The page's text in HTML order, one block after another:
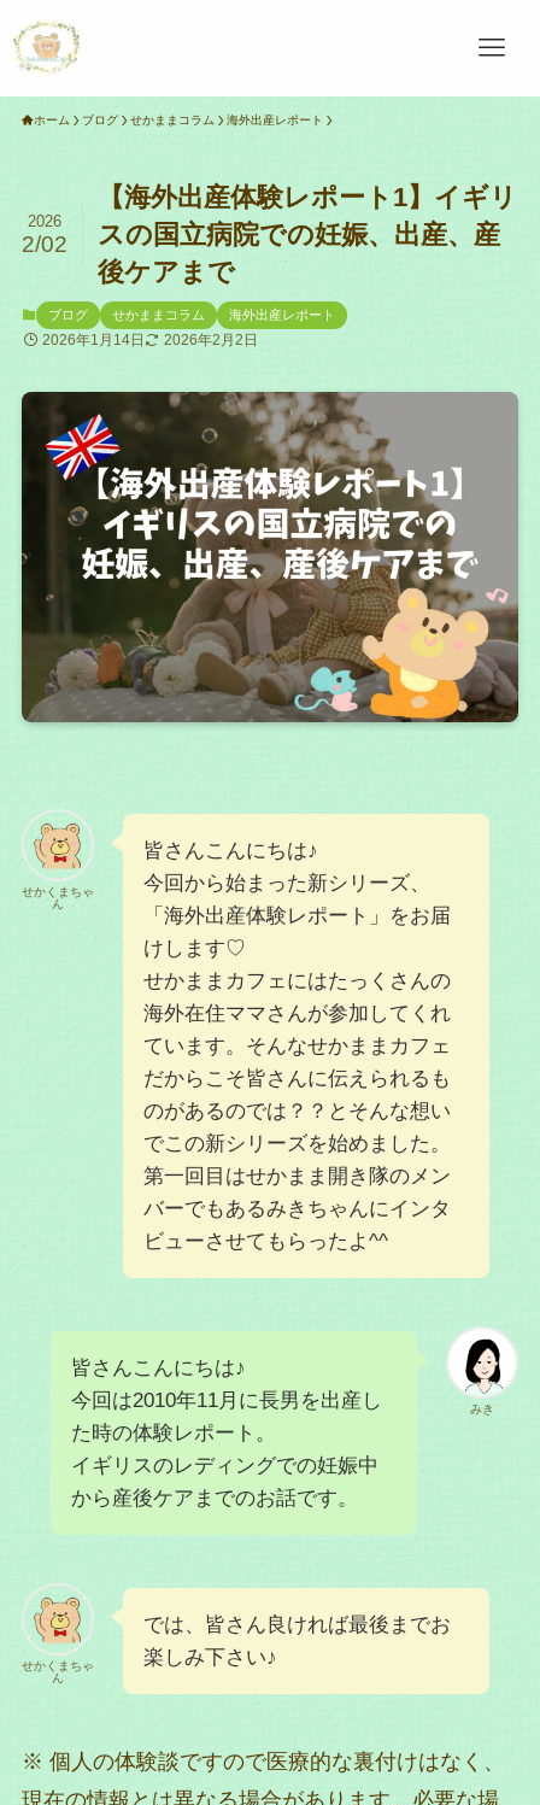
ホーム ブログ せかままコラム 海外出産レポート
【海外出産体験レポート1】イギリ
スの国立病院での妊娠、出産、産
後ケアまで
2026
2/02
ブログ せかままコラム 海外出産レポート
2026年1月14日 2026年2月2日
せかくまちゃ
ん
皆さんこんにちは♪
今回から始まった新シリーズ、
「海外出産体験レポート」をお届
けします♡
せかままカフェにはたっくさんの
海外在住ママさんが参加してくれ
ています。そんなせかままカフェ
だからこそ皆さんに伝えられるも
のがあるのでは？？とそんな想い
でこの新シリーズを始めました。
第一回目はせかまま開き隊のメン
バーでもあるみきちゃんにインタ
ビューさせてもらったよ^^
みき
皆さんこんにちは♪
今回は2010年11月に長男を出産し
た時の体験レポート。
イギリスのレディングでの妊娠中
から産後ケアまでのお話です。
せかくまちゃ
ん
では、皆さん良ければ最後までお
楽しみ下さい♪
※ 個人の体験談ですので医療的な裏付けはなく、
現在の情報とは異なる場合があります。必要な場